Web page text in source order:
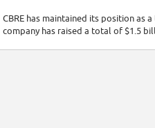
CBRE has maintained its position
company has raised a total of $1.5